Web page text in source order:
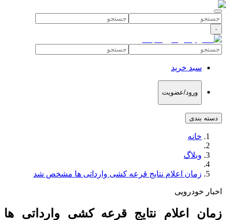
۰
سبد خرید
ورود/عضویت
دسته بندی
خانه
وبلاگ
زمان اعلام نتایج قرعه کشی وارداتی ها مشخص شد
اخبار خودرویی
زمان اعلام نتایج قرعه کشی وارداتی ها